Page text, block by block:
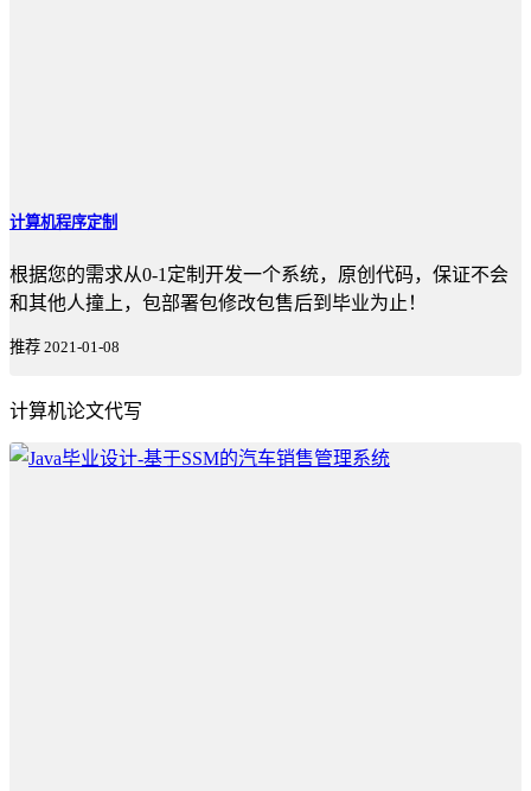
计算机程序定制
根据您的需求从0-1定制开发一个系统，原创代码，保证不会
和其他人撞上，包部署包修改包售后到毕业为止！
推荐 2021-01-08
计算机论文代写